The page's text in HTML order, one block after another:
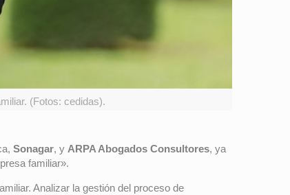
(Fotos: cedidas).
Sonagar, y ARPA Abogados Consultores, ya
familiar».
Analizar la gestión del proceso de